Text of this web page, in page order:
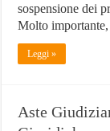
sospensione dei
Molto
Leggi »
Aste